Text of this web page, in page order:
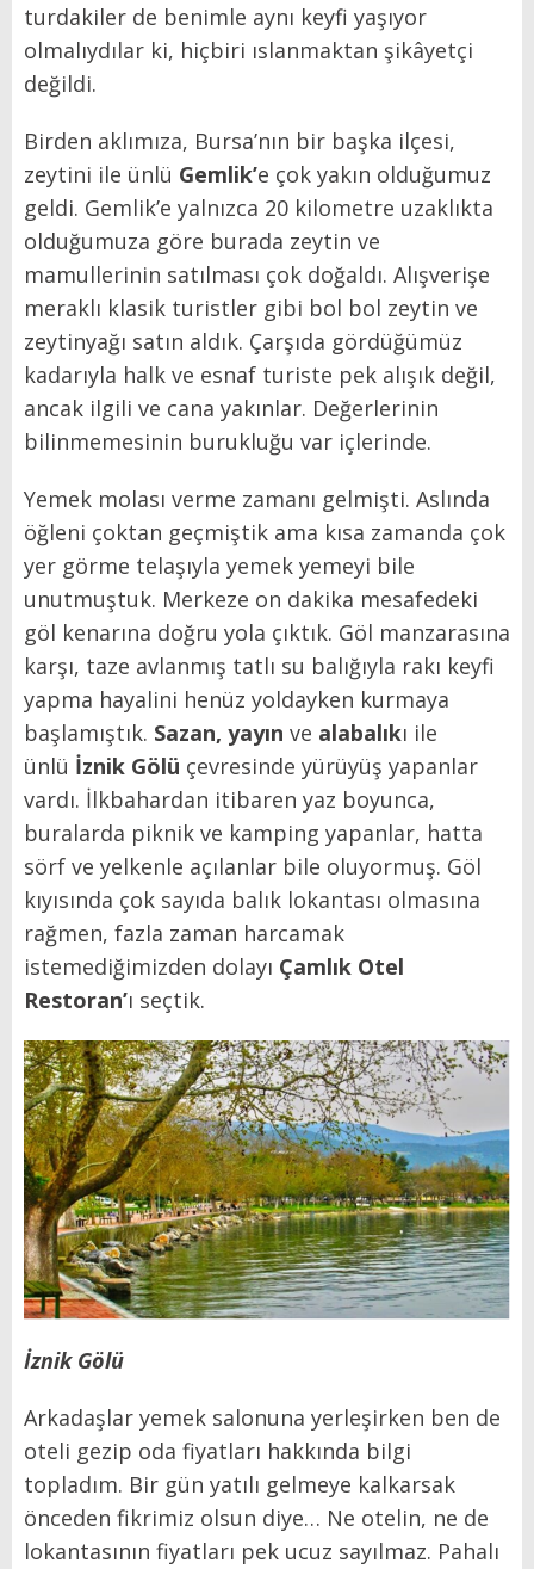
turdakiler de benimle aynı keyfi yaşıyor
olmalıydılar ki, hiçbiri ıslanmaktan şikâyetçi
değildi.
Birden aklımıza, Bursa’nın bir başka ilçesi,
zeytini ile ünlü Gemlik’e çok yakın olduğumuz
geldi. Gemlik’e yalnızca 20 kilometre uzaklıkta
olduğumuza göre burada zeytin ve
mamullerinin satılması çok doğaldı. Alışverişe
meraklı klasik turistler gibi bol bol zeytin ve
zeytinyağı satın aldık. Çarşıda gördüğümüz
kadarıyla halk ve esnaf turiste pek alışık değil,
ancak ilgili ve cana yakınlar. Değerlerinin
bilinmemesinin burukluğu var içlerinde.
Yemek molası verme zamanı gelmişti. Aslında
öğleni çoktan geçmiştik ama kısa zamanda çok
yer görme telaşıyla yemek yemeyi bile
unutmuştuk. Merkeze on dakika mesafedeki
göl kenarına doğru yola çıktık. Göl manzarasına
karşı, taze avlanmış tatlı su balığıyla rakı keyfi
yapma hayalini henüz yoldayken kurmaya
başlamıştık. Sazan, yayın ve alabalıkı ile
ünlü İznik Gölü çevresinde yürüyüş yapanlar
vardı. İlkbahardan itibaren yaz boyunca,
buralarda piknik ve kamping yapanlar, hatta
sörf ve yelkenle açılanlar bile oluyormuş. Göl
kıyısında çok sayıda balık lokantası olmasına
rağmen, fazla zaman harcamak
istemediğimizden dolayı Çamlık Otel
Restoran’ı seçtik.
İznik Gölü
Arkadaşlar yemek salonuna yerleşirken ben de
oteli gezip oda fiyatları hakkında bilgi
topladım. Bir gün yatılı gelmeye kalkarsak
önceden fikrimiz olsun diye… Ne otelin, ne de
lokantasının fiyatları pek ucuz sayılmaz. Pahalı